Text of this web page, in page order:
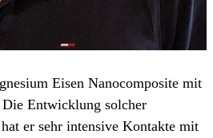
Eisen Nanocomposite mit
Entwicklung solcher
er sehr intensive Kontakte mit